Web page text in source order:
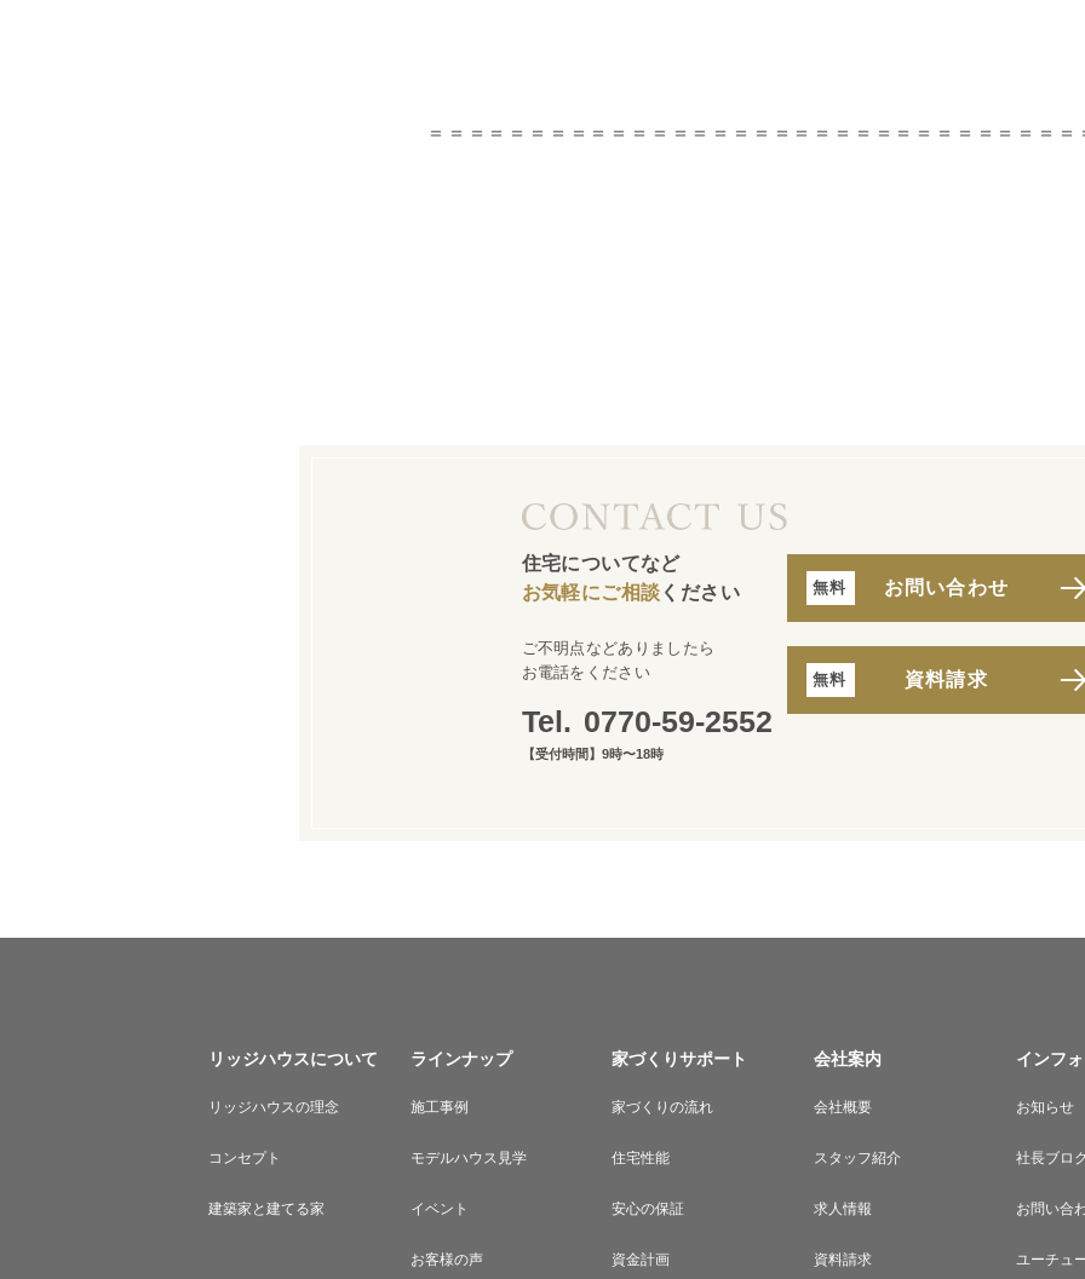
＝＝＝＝＝＝＝＝＝＝＝＝＝＝＝＝＝＝＝＝＝＝＝＝＝＝＝＝＝＝＝＝
住宅についてなど
お気軽にご相談 ください
ご不明点などありましたら
お電話をください
0770-59-2552
【受付時間】9時〜18時
お問い合わせ
資料請求
リッジハウスについて
リッジハウスの理念
コンセプト
建築家と建てる家
ラインナップ
施工事例
モデルハウス見学
イベント
お客様の声
家づくりサポート
家づくりの流れ
住宅性能
安心の保証
資金計画
会社案内
会社概要
スタッフ紹介
求人情報
資料請求
インフ
お知らせ
社長ブロ
お問い合
ユーチュ